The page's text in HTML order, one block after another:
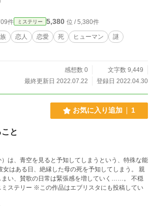
るということ。 ５人とも他の男性の存
たと憤る者は一人もいなかった。 和葉は、姉
て、姉の人生を知っていくことになる。 死んでな
続ける姉はどんな女だったのか。 自分が知ってい
のか？ そして、姉の死の真相とは・・・・
件 ミステリー 5,380 位 / 5,380件
恋人 恋愛 死 ヒューマン
謎
感想数 0
文字数 9,449
最終更新日 2022.07.22
登録日 2022.04.30
お気に入り追加 1
と
は、青空を見ると予知してしまうという、特殊な能
女はある日、絶縁した母の死を予知してしまう。 親
い、賛歌の日常は緊張感を増していく……。 不穏
リスタにも投稿してい